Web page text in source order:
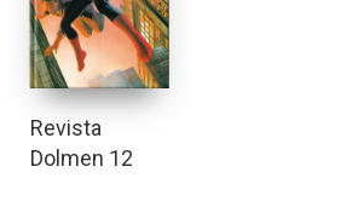
Revista
Dolmen 12